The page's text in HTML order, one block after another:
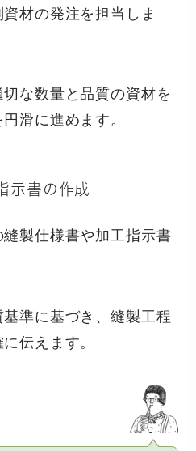
材の発注を担当しま
な数量と品質の資材を
滑に進めます。
示書の作成
製仕様書や加工指示書
準に基づき、縫製工程
伝えます。